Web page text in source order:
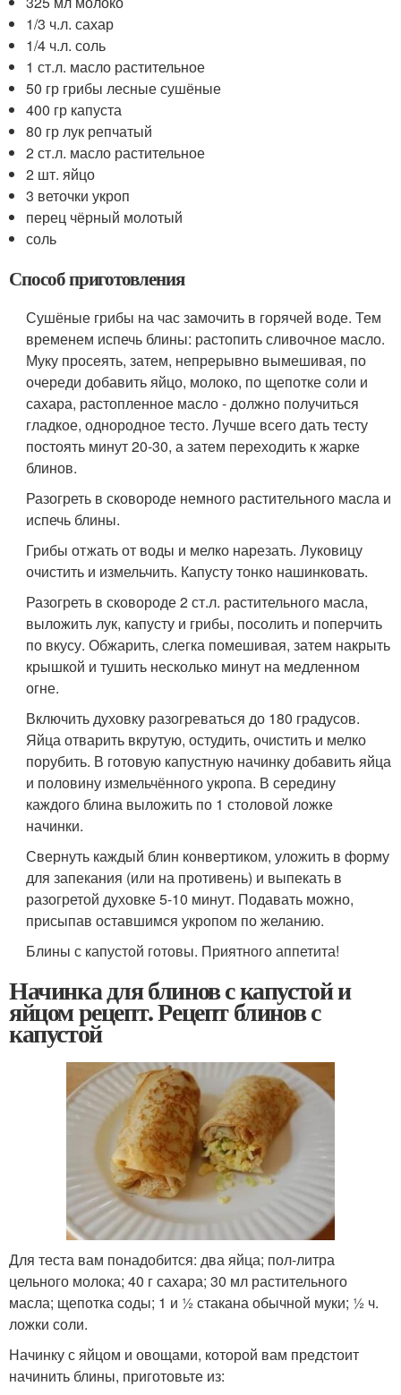
1/3 ч.л. сахар
1/4 ч.л. соль
1 ст.л. масло растительное
50 гр грибы лесные сушёные
400 гр капуста
80 гр лук репчатый
2 ст.л. масло растительное
2 шт. яйцо
3 веточки укроп
перец чёрный молотый
соль
Способ приготовления
Сушёные грибы на час замочить в горячей воде. Тем
временем испечь блины: растопить сливочное масло.
Муку просеять, затем, непрерывно вымешивая, по
очереди добавить яйцо, молоко, по щепотке соли и
сахара, растопленное масло - должно получиться
гладкое, однородное тесто. Лучше всего дать тесту
постоять минут 20-30, а затем переходить к жарке
блинов.
Разогреть в сковороде немного растительного масла и
испечь блины.
Грибы отжать от воды и мелко нарезать. Луковицу
очистить и измельчить. Капусту тонко нашинковать.
Разогреть в сковороде 2 ст.л. растительного масла,
выложить лук, капусту и грибы, посолить и поперчить
по вкусу. Обжарить, слегка помешивая, затем накрыть
крышкой и тушить несколько минут на медленном
огне.
Включить духовку разогреваться до 180 градусов.
Яйца отварить вкрутую, остудить, очистить и мелко
порубить. В готовую капустную начинку добавить яйца
и половину измельчённого укропа. В середину
каждого блина выложить по 1 столовой ложке
начинки.
Свернуть каждый блин конвертиком, уложить в форму
для запекания (или на противень) и выпекать в
разогретой духовке 5-10 минут. Подавать можно,
присыпав оставшимся укропом по желанию.
Блины с капустой готовы. Приятного аппетита!
Начинка для блинов с капустой и
яйцом рецепт. Рецепт блинов с
капустой
Для теста вам понадобится: два яйца; пол-литра
цельного молока; 40 г сахара; 30 мл растительного
масла; щепотка соды; 1 и ½ стакана обычной муки; ½ ч.
ложки соли.
Начинку с яйцом и овощами, которой вам предстоит
начинить блины, приготовьте из: